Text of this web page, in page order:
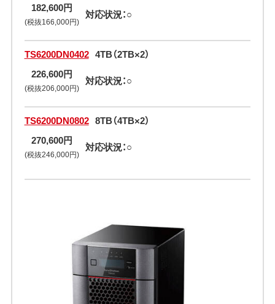
182,600円
(税抜166,000円)
対応状況：○
TS6200DN0402 4TB（2TB×2）
226,600円
(税抜206,000円)
対応状況：○
TS6200DN0802 8TB（4TB×2）
270,600円
(税抜246,000円)
対応状況：○